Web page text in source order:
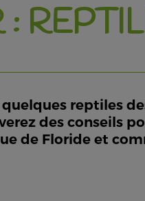
:
reptiles
des conseils
de Floride et